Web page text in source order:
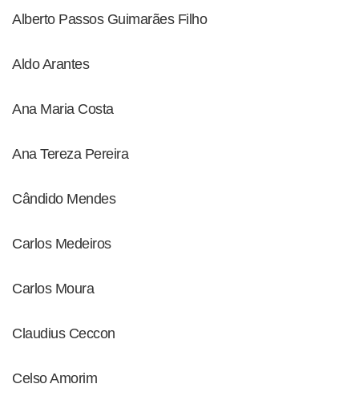
Alberto Passos Guimarães Filho
Aldo Arantes
Ana Maria Costa
Ana Tereza Pereira
Cândido Mendes
Carlos Medeiros
Carlos Moura
Claudius Ceccon
Celso Amorim